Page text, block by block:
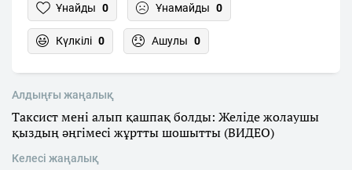
Ұнайды 0 Ұнамайды 0
Күлкілі 0 Ашулы 0
Алдыңғы жаңалық
Таксист мені алып қашпақ болды: Желіде жолаушы
қыздың әңгімесі жұртты шошытты (ВИДЕО)
Келесі жаңалық